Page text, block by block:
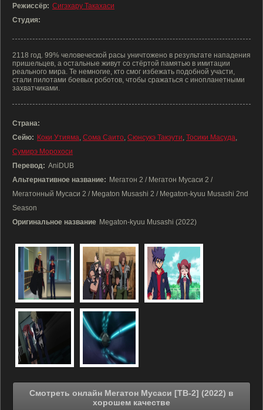
Режиссёр: Сигэхару Такахаси
Студия:
2118 год. 99% человеческой расы уничтожено в результате нападения
пришельцев, а остальные живут со стёртой памятью в имитации
реального мира. Те немногие, кто смог избежать подобной участи,
стали пилотами боевых роботов, чтобы сражаться с инопланетными
захватчиками.
Страна:
Сейю: Коки Утияма, Сома Саито, Сюнсукэ Такэути, Тосики Масуда,
Сумирэ Морохоси
Перевод: AniDUB
Альтернативное название: Мегатон 2 / Мегатон Мусаси 2 /
Мегатонный Мусаси 2 / Megaton Musashi 2 / Megaton-kyuu Musashi 2nd
Season
Оригинальное название Megaton-kyuu Musashi (2022)
Смотреть онлайн Мегатон Мусаси [ТВ-2] (2022) в
хорошем качестве